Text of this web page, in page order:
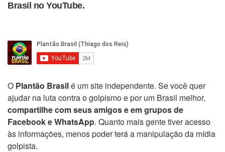
Brasil no YouTube.
O Plantão Brasilé um site independente. Se você quer
ajudar na luta contra o golpismo e por um Brasil melhor,
compartilhe com seus amigos e em grupos de
Facebook e WhatsApp. Quanto mais gente tiver acesso
às informações, menos poder terá a manipulação da mídia
golpista.